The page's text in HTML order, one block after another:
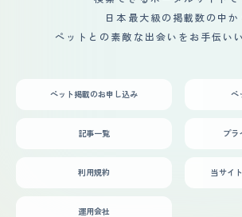
日本最大級の掲載数の中か
ペットとの素敵な出会いをお手伝い
ペット掲載のお申し込み ペ
記事一覧 プラ
利用規約 当サイ
運用会社